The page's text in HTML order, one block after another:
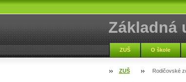
Základná
Vranov
ZUŠ O škole
ZUŠ Rodičovské